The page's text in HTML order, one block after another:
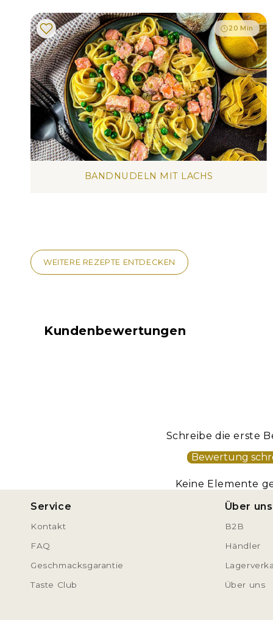
20 Min
BANDNUDELN MIT LACHS
WEITERE REZEPTE ENTDECKEN
Kundenbewertungen
Schreibe die erste
Bewertung
Keine Elemente
Service
Kontakt
FAQ
Geschmacksgarantie
Taste Club
Über uns
B2B
Händler
Über uns